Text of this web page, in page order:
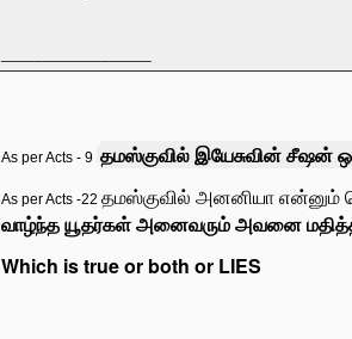
As per Acts - 9 தமஸ்குவில் இயேசுவின் சீஷன்
As per Acts -22 தமஸ்குவில் அனனியா
வாழ்ந்த யூதர்கள் அனைவரும் அவனை
Which is true or both or LIES